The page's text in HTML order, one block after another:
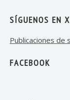
SÍGUENOS EN X
Publicaciones de
FACEBOOK